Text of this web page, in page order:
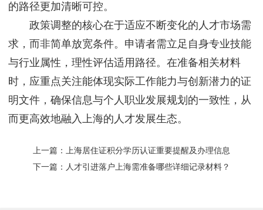
的路径更加清晰可控。
政策调整的核心在于适应不断变化的人才市场需
求，而非简单放宽条件。申请者需立足自身专业技能
与行业属性，理性评估适用路径。在准备相关材料
时，应重点关注能体现实际工作能力与创新潜力的证
明文件，确保信息与个人职业发展规划的一致性，从
而更高效地融入上海的人才发展生态。
上一篇：
上海居住证积分学历认证重要提醒及办理信息
下一篇： 人才引进落户上海需准备哪些详细记录材料？